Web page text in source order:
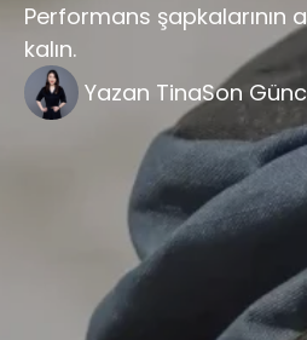
Performans şapkalarının
kalın.
Yazan TinaSon